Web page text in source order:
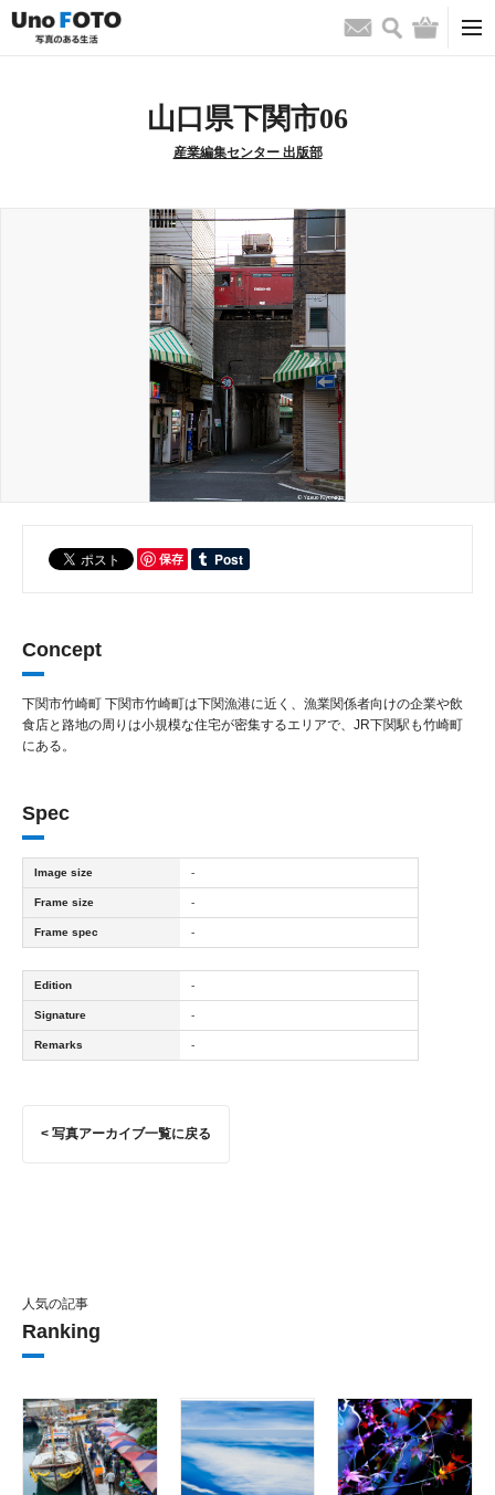
お問い合わせ
検索 バッグ
山口県下関市06
産業編集センター 出版部
保存
Concept
下関市竹崎町 下関市竹崎町は下関漁港に近く、漁業関係者向けの企業や飲
食店と路地の周りは小規模な住宅が密集するエリアで、JR下関駅も竹崎町
にある。
Spec
Image size -
Frame size -
Frame spec -
Edition -
Signature -
Remarks -
< 写真アーカイブ一覧に戻る
人気の記事
Ranking